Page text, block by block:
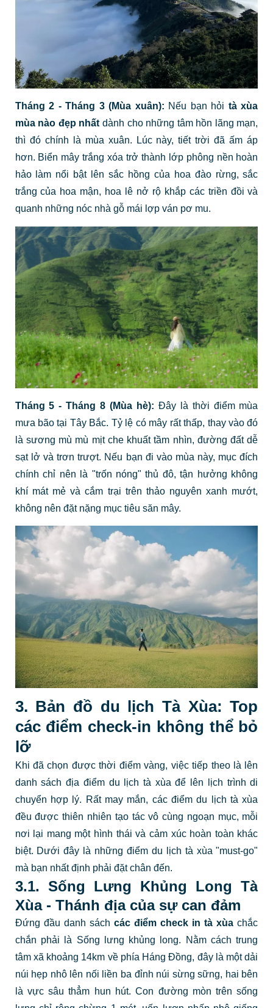
Tháng 2 - Tháng 3 (Mùa xuân): Nếu bạn hỏi tà xùa
mùa nào đẹp nhất dành cho những tâm hồn lãng mạn,
thì đó chính là mùa xuân. Lúc này, tiết trời đã ấm áp
hơn. Biển mây trắng xóa trở thành lớp phông nền hoàn
hảo làm nổi bật lên sắc hồng của hoa đào rừng, sắc
trắng của hoa mận, hoa lê nở rộ khắp các triền đồi và
quanh những nóc nhà gỗ mái lợp ván pơ mu.
Tháng 5 - Tháng 8 (Mùa hè): Đây là thời điểm mùa
mưa bão tại Tây Bắc. Tỷ lệ có mây rất thấp, thay vào đó
là sương mù mù mịt che khuất tầm nhìn, đường đất dễ
sạt lở và trơn trượt. Nếu bạn đi vào mùa này, mục đích
chính chỉ nên là "trốn nóng" thủ đô, tận hưởng không
khí mát mẻ và cắm trại trên thảo nguyên xanh mướt,
không nên đặt nặng mục tiêu săn mây.
3. Bản đồ du lịch Tà Xùa: Top
các điểm check-in không thể bỏ
lỡ
Khi đã chọn được thời điểm vàng, việc tiếp theo là lên
danh sách địa điểm du lịch tà xùa để lên lịch trình di
chuyển hợp lý. Rất may mắn, các điểm du lịch tà xùa
đều được thiên nhiên tạo tác vô cùng ngoạn mục, mỗi
nơi lại mang một hình thái và cảm xúc hoàn toàn khác
biệt. Dưới đây là những điểm du lịch tà xùa "must-go"
mà bạn nhất định phải đặt chân đến.
3.1. Sống Lưng Khủng Long Tà
Xùa - Thánh địa của sự can đảm
Đứng đầu danh sách các điểm check in tà xùa chắc
chắn phải là Sống lưng khủng long. Nằm cách trung
tâm xã khoảng 14km về phía Háng Đồng, đây là một dải
núi hẹp nhô lên nối liền ba đỉnh núi sừng sững, hai bên
là vực sâu thẳm hun hút. Con đường mòn trên sống